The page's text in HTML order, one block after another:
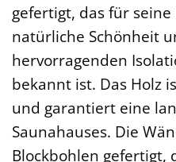
gefertigt, das für seine
natürliche Schönheit
hervorragenden
bekannt ist. Das Holz
und garantiert eine
Saunahauses. Die
Blockbohlen gefertigt,